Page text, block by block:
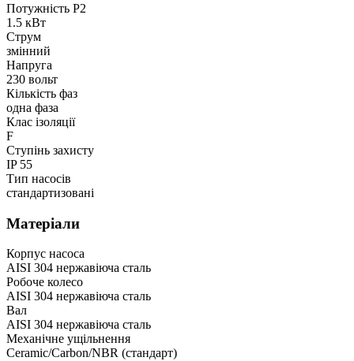
Потужність P2
1.5 кВт
Струм
змінний
Напруга
230 вольт
Кількість фаз
одна фаза
Клас ізоляції
F
Ступінь захисту
IP 55
Тип насосів
стандартизовані
Матеріали
Корпус насоса
AISI 304 нержавіюча сталь
Робоче колесо
AISI 304 нержавіюча сталь
Вал
AISI 304 нержавіюча сталь
Механічне ущільнення
Ceramic/Carbon/NBR (стандарт)